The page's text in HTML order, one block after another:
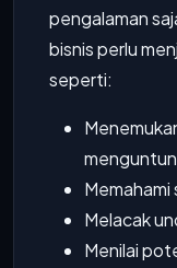
pengalaman
bisnis perlu
seperti:
Melacak
Menilai